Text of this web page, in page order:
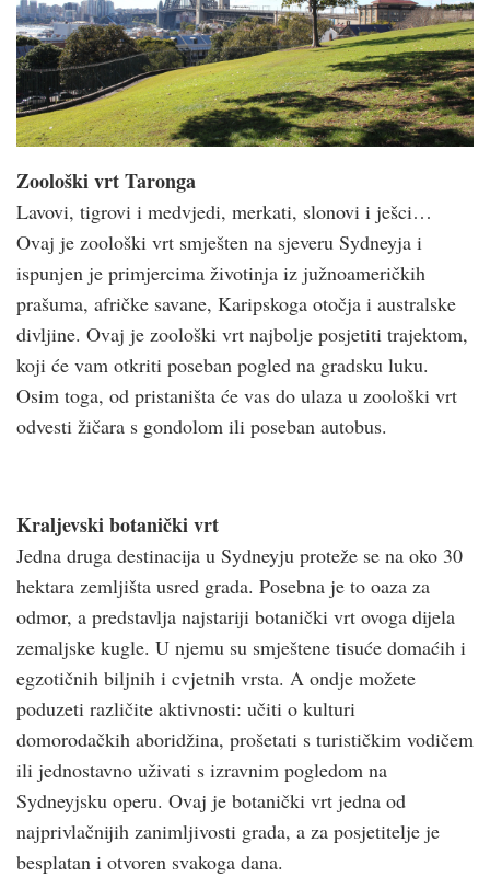
Zoološki vrt Taronga
Lavovi, tigrovi i medvjedi, merkati, slonovi i ješci…
Ovaj je zoološki vrt smješten na sjeveru Sydneyja i
ispunjen je primjercima životinja iz južnoameričkih
prašuma, afričke savane, Karipskoga otočja i australske
divljine. Ovaj je zoološki vrt najbolje posjetiti trajektom,
koji će vam otkriti poseban pogled na gradsku luku.
Osim toga, od pristaništa će vas do ulaza u zoološki vrt
odvesti žičara s gondolom ili poseban autobus.
Kraljevski botanički vrt
Jedna druga destinacija u Sydneyju proteže se na oko 30
hektara zemljišta usred grada. Posebna je to oaza za
odmor, a predstavlja najstariji botanički vrt ovoga dijela
zemaljske kugle. U njemu su smještene tisuće domaćih i
egzotičnih biljnih i cvjetnih vrsta. A ondje možete
poduzeti različite aktivnosti: učiti o kulturi
domorodačkih aboridžina, prošetati s turističkim vodičem
ili jednostavno uživati s izravnim pogledom na
Sydneyjsku operu. Ovaj je botanički vrt jedna od
najprivlačnijih zanimljivosti grada, a za posjetitelje je
besplatan i otvoren svakoga dana.